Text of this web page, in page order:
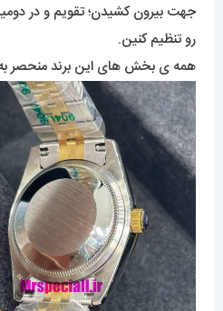
جهت بیرون کشیدن؛ تقویم و در
رو تنظیم کنین.
همه ی بخش های این برند منحصر